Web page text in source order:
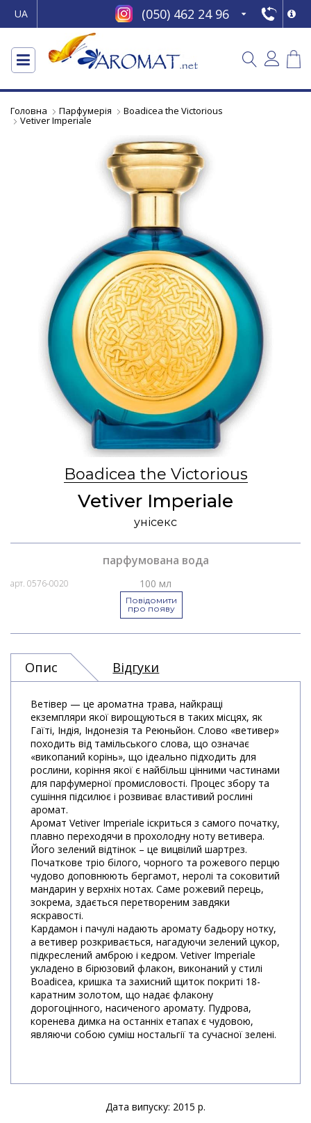
UA (050) 462 24 96
Головна Парфумерія Boadicea the Victorious
Vetiver Imperiale
Boadicea the Victorious
Vetiver Imperiale
унісекс
парфумована вода
арт. 0576-0020 100 мл
Повідомити
про появу
Опис Відгуки
Ветівер — це ароматна трава, найкращі
екземпляри якої вирощуються в таких місцях, як
Гаїті, Індія, Індонезія та Реюньйон. Слово «ветивер»
походить від тамільського слова, що означає
«викопаний корінь», що ідеально підходить для
рослини, коріння якої є найбільш цінними частинами
для парфумерної промисловості. Процес збору та
сушіння підсилює і розвиває властивий рослині
аромат.
Аромат Vetiver Imperiale іскриться з самого початку,
плавно переходячи в прохолодну ноту ветивера.
Його зелений відтінок – це вицвілий шартрез.
Початкове тріо білого, чорного та рожевого перцю
чудово доповнюють бергамот, неролі та соковитий
мандарин у верхніх нотах. Саме рожевий перець,
зокрема, здається перетвореним завдяки
яскравості.
Кардамон і пачулі надають аромату бадьору нотку,
а ветивер розкривається, нагадуючи зелений цукор,
підкреслений амброю і кедром. Vetiver Imperiale
укладено в бірюзовий флакон, виконаний у стилі
Boadicea, кришка та захисний щиток покриті 18-
каратним золотом, що надає флакону
дорогоцінного, насиченого аромату. Пудрова,
коренева димка на останніх етапах є чудовою,
являючи собою суміш ностальгії та сучасної зелені.
Дата випуску: 2015 р.